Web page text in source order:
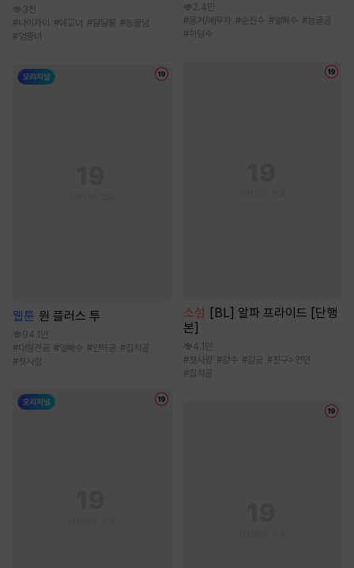
3천
#나이차이 #애교녀 #달달물 #능글남
#엉뚱녀
웹툰 원 플러스 투
94.1만
#대형견공 #얼빠수 #연하공 #집착공
#첫사랑
2.4만
#동거/배우자 #순진수 #얼빠수 #능글공
#허당수
소설
[BL] 알파 프라이드 [단행
본]
4.1만
#첫사랑 #강수 #강공 #친구>연인
#집착공